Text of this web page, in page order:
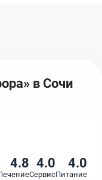
в Сочи
4.8 4.0
Сервис
4.0
Питание